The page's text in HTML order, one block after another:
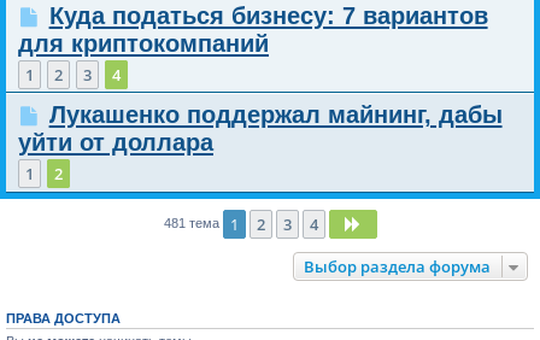
Куда податься бизнесу: 7 вариантов
для криптокомпаний
1 2 3 4
Лукашенко поддержал майнинг, дабы
уйти от доллара
1 2
481 тема 1 2 3 4
Выбор раздела форума
ПРАВА ДОСТУПА